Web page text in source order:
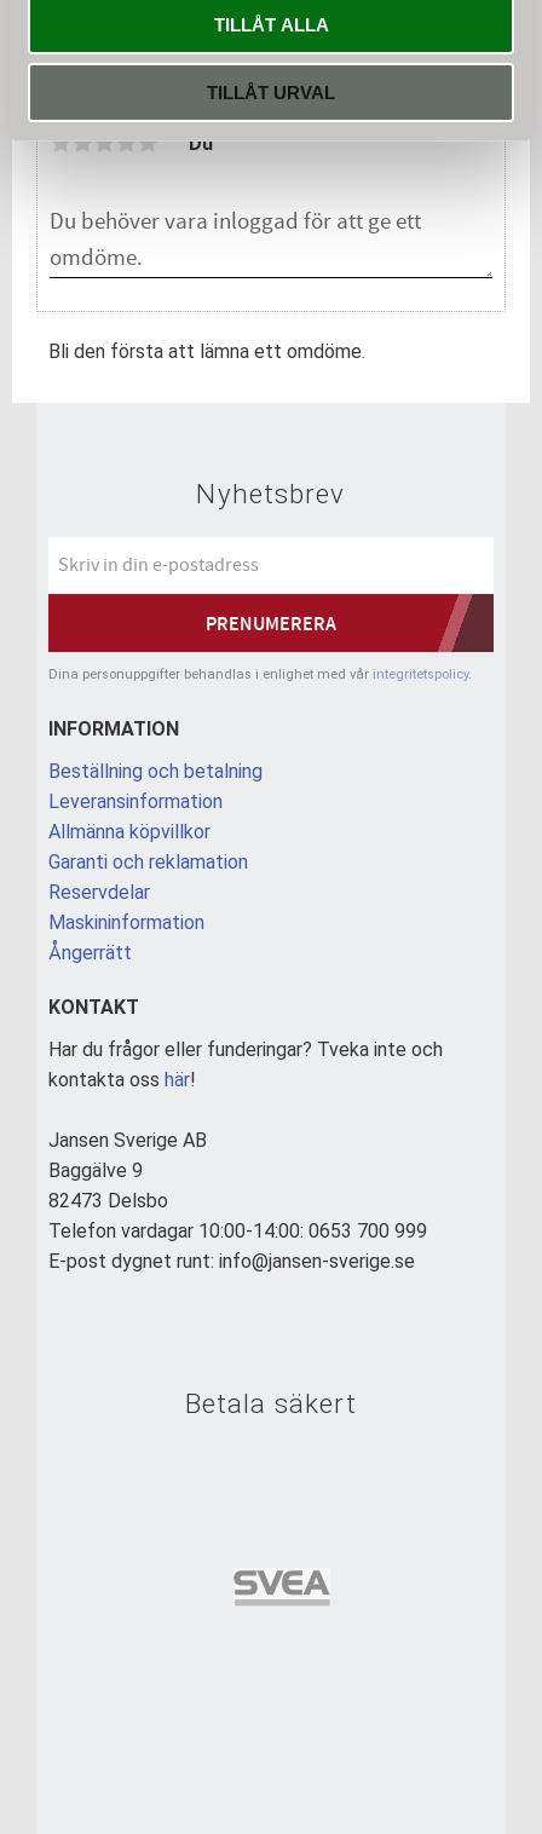
TILLÅT ALLA
TILLÅT URVAL
Du
Bli den första att lämna ett omdöme.
Nyhetsbrev
PRENUMERERA
Dina personuppgifter behandlas i enlighet med vår integritetspolicy.
INFORMATION
Beställning och betalning
Leveransinformation
Allmänna köpvillkor
Garanti och reklamation
Reservdelar
Maskininformation
Ångerrätt
KONTAKT
Har du frågor eller funderingar? Tveka inte och
kontakta oss här!
Jansen Sverige AB
Baggälve 9
82473 Delsbo
Telefon vardagar 10:00-14:00: 0653 700 999
E-post dygnet runt: info@jansen-sverige.se
Betala säkert